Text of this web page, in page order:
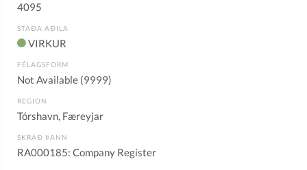
4095
STAÐA AÐILA
VIRKUR
FÉLAGSFORM
Not Available (9999)
REGION
Tórshavn, Færeyjar
SKRÁÐ ÞANN
RA000185: Company Register